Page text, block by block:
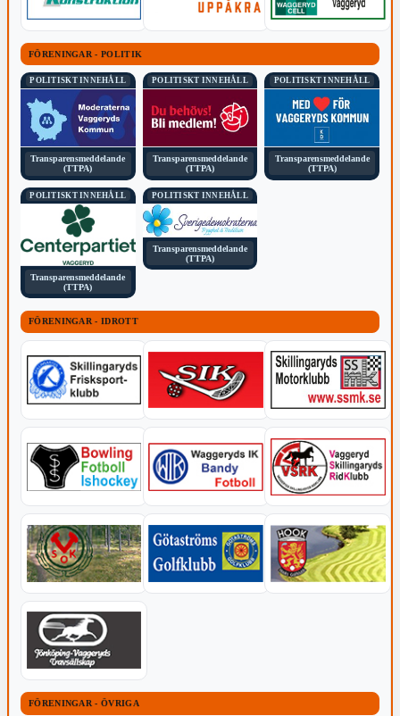
FÖRENINGAR - POLITIK
POLITISKT INNEHÅLL
Transparensmeddelande
(TTPA)
POLITISKT INNEHÅLL
Transparensmeddelande
(TTPA)
POLITISKT INNEHÅLL
Transparensmeddelande
(TTPA)
POLITISKT INNEHÅLL
Transparensmeddelande
(TTPA)
POLITISKT INNEHÅLL
Transparensmeddelande
(TTPA)
FÖRENINGAR - IDROTT
FÖRENINGAR - ÖVRIGA